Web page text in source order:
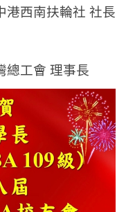
港西南扶輪社 社長
總工會 理事長